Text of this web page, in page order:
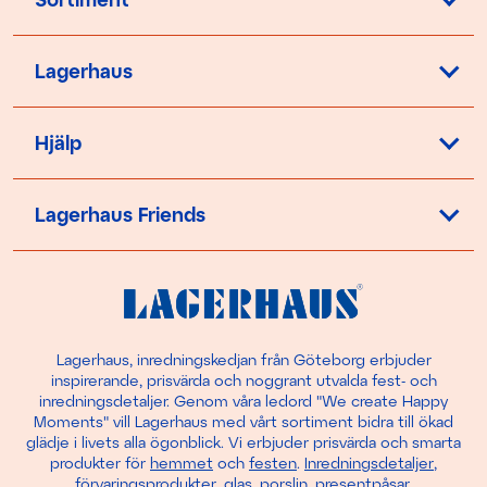
Lagerhaus
Hjälp
Lagerhaus Friends
Lagerhaus, inredningskedjan från Göteborg erbjuder
inspirerande, prisvärda och noggrant utvalda fest- och
inredningsdetaljer. Genom våra ledord "We create Happy
Moments" vill Lagerhaus med vårt sortiment bidra till ökad
glädje i livets alla ögonblick. Vi erbjuder prisvärda och smarta
produkter för hemmet och festen. Inredningsdetaljer,
förvaringsprodukter, glas, porslin, presentpåsar,